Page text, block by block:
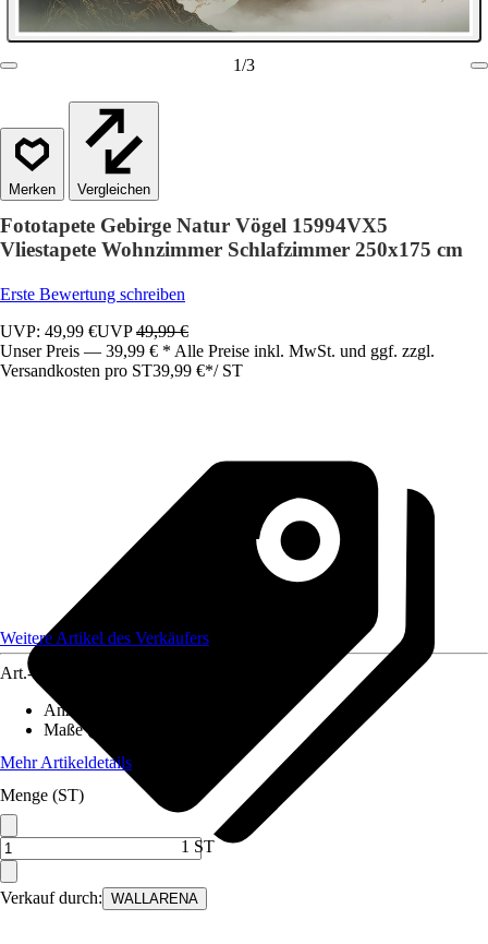
1/3
Vergleichen
Fototapete Gebirge Natur Vögel 15994VX5
Vliestapete Wohnzimmer Schlafzimmer 250x175 cm
Erste Bewertung schreiben
UVP: 49,99 €UVP49,99 €
Unser Preis — 39,99 € * Alle Preise inkl. MwSt. und ggf. zzgl.
Versandkosten pro ST39,99 €*/ ST
Verkauf durch: WALLARENA
Weitere Artikel des Verkäufers
Art.-Nr.
Anzahl der Teile
Maße (BxH)
Mehr Artikeldetails
Menge (ST)
1 ST